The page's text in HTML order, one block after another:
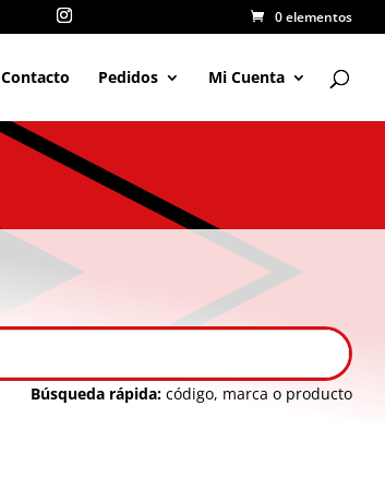
0 elementos
Contacto Pedidos Mi Cuenta
Búsqueda rápida: código, marca o producto